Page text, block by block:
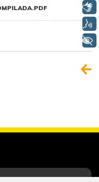
Libras
Voz